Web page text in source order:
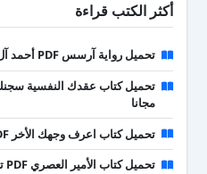
أكثر الكتب قراءة
تحميل رواية آرسس PDF أحمد آل حمدان
مجانا
تحميل كتاب اعرف وجهك الأخر PDF يوسف الحسني
تحميل كتاب الأمير العصري PDF تأليف كارنز لورد كامل مجانا